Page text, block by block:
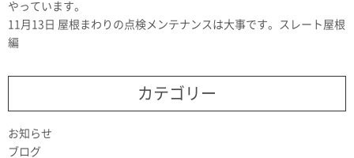
やっています。
11月13日 屋根まわりの点検メンテナンスは大事です。スレート屋根
編
カテゴリー
お知らせ
ブログ